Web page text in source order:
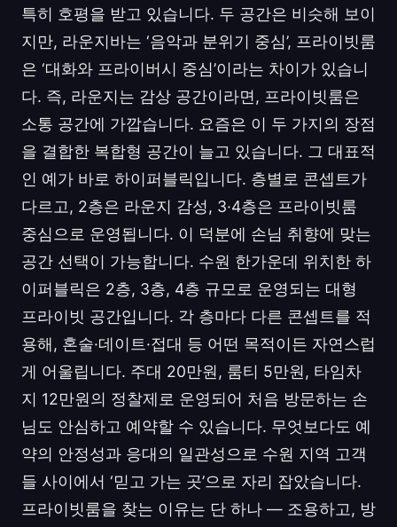
특히 호평을 받고 있습니다. 두 공간은 비슷해 보이
지만, 라운지바는 ‘음악과 분위기 중심’, 프라이빗룸
은 ‘대화와 프라이버시 중심’이라는 차이가 있습니
다. 즉, 라운지는 감상 공간이라면, 프라이빗룸은
소통 공간에 가깝습니다. 요즘은 이 두 가지의 장점
을 결합한 복합형 공간이 늘고 있습니다. 그 대표적
인 예가 바로 하이퍼블릭입니다. 층별로 콘셉트가
다르고, 2층은 라운지 감성, 3·4층은 프라이빗룸
중심으로 운영됩니다. 이 덕분에 손님 취향에 맞는
공간 선택이 가능합니다. 수원 한가운데 위치한 하
이퍼블릭은 2층, 3층, 4층 규모로 운영되는 대형
프라이빗 공간입니다. 각 층마다 다른 콘셉트를 적
용해, 혼술·데이트·접대 등 어떤 목적이든 자연스럽
게 어울립니다. 주대 20만원, 룸티 5만원, 타임차
지 12만원의 정찰제로 운영되어 처음 방문하는 손
님도 안심하고 예약할 수 있습니다. 무엇보다도 예
약의 안정성과 응대의 일관성으로 수원 지역 고객
들 사이에서 ‘믿고 가는 곳’으로 자리 잡았습니다.
프라이빗룸을 찾는 이유는 단 하나 — 조용하고, 방